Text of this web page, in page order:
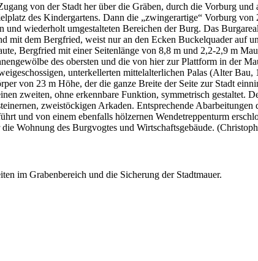
von der Stadt her über die Gräben, durch die Vorburg
des Kindergartens. Dann die „zwingerartige“ Vorburg
wiederholt umgestalteten Bereichen der Burg. Das
mit dem Bergfried, weist nur an den Ecken Buckelquader auf
Bergfried mit einer Seitenlänge von 8,8 m und 2,2-2,9 m
des obersten und die von hier zur Plattform in der
unterkellerten mittelalterlichen Palas (Alter
von 23 m Höhe, der die ganze Breite der Seite zur Stadt
zweiten, ohne erkennbare Funktion, symmetrisch gestaltet.
zweistöckigen Arkaden. Entsprechende
und von einem ebenfalls hölzernen Wendetreppenturm
Wohnung des Burgvogtes und Wirtschaftsgebäude.
im Grabenbereich und die Sicherung der Stadtmauer.